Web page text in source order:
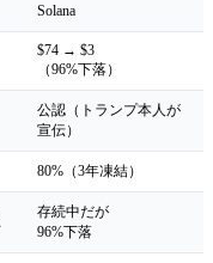
Solana
$74 → $3
（96%下落）
公認（トランプ本人が
宣伝）
80%（3年凍結）
存続中だが
96%下落